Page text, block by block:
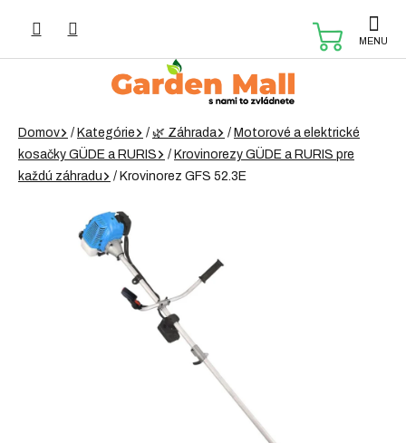
Domov / Kategórie / 🌿 Záhrada / Motorové a elektrické
kosačky GÜDE a RURIS
/ Krovinorezy GÜDE a RURIS pre
každú záhradu
/ Krovinorez GFS 52.3E